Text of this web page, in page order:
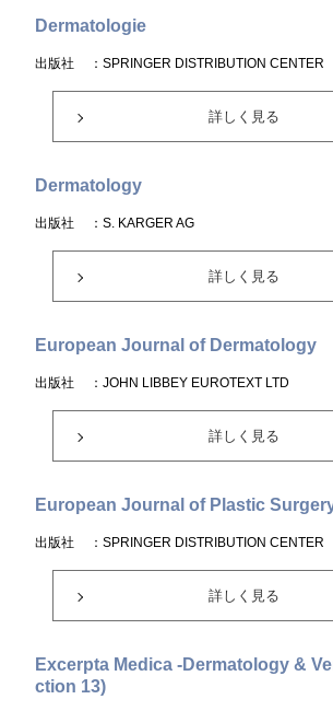
Dermatologie
出版社 ：SPRINGER DISTRIBUTION CENTER
詳しく見る
Dermatology
出版社 ：S. KARGER AG
詳しく見る
European Journal of Dermatology
出版社 ：JOHN LIBBEY EUROTEXT LTD
詳しく見る
European Journal of Plastic
出版社 ：SPRINGER DISTRIBUTION CENTER
詳しく見る
Excerpta Medica -Dermatology &
ction 13)